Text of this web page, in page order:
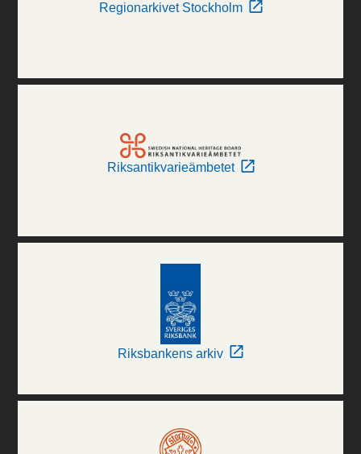
Regionarkivet Stockholm
Riksantikvarieämbetet
Riksbankens arkiv